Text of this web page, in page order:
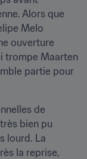
Alors que
Melo
ouverture
trompe Maarten
partie pour
de
bien pu
lourd. La
la reprise,